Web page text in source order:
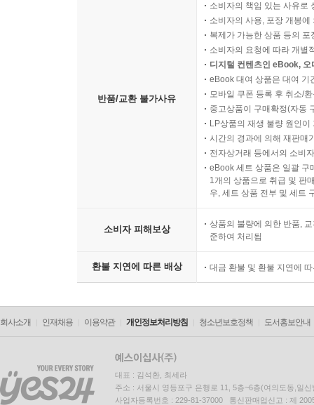
반품/교환 불가사유
소비자의 책임 있는 사유로
소비자의 사용, 포장 개봉
복제가 가능한 상품 등의
소비자의 요청에 따라 개별
디지털 컨텐츠인 eBook,
eBook 대여 상품은 대여 기
모바일 쿠폰 등록 후 취소/
중고상품이 구매확정(자동
LP상품의 재생 불량 원인
시간의 경과에 의해 재판매
전자상거래 등에서의 소비
eBook 세트 상품은 일괄 구
1개의 상품으로 취급 및 판
우, 세트 상품 전부 및 세트
소비자 피해보상
상품의 불량에 의한 반품,
준하여 처리됨
환불 지연에 따른 배상 대금 환불 및 환불 지연에
회사소개 인재채용 이용약관 개인정보처리방침 청소년보호정책 도서홍보안내
대표 : 김석환, 최세라
주소 : 서울시 영등포구 은행로 11, 5층~6층(여의도동,일신
사업자등록번호 : 229-81-37000 통신판매업신고 : 제